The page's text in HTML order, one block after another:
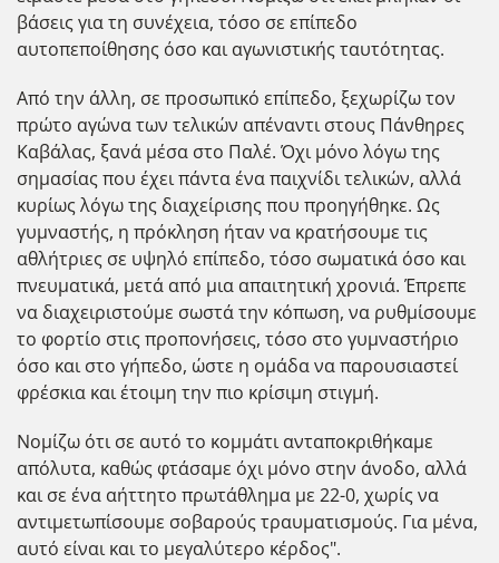
βάσεις για τη συνέχεια, τόσο σε επίπεδο
αυτοπεποίθησης όσο και αγωνιστικής ταυτότητας.
Από την άλλη, σε προσωπικό επίπεδο, ξεχωρίζω τον
πρώτο αγώνα των τελικών απέναντι στους Πάνθηρες
Καβάλας, ξανά μέσα στο Παλέ. Όχι μόνο λόγω της
σημασίας που έχει πάντα ένα παιχνίδι τελικών, αλλά
κυρίως λόγω της διαχείρισης που προηγήθηκε. Ως
γυμναστής, η πρόκληση ήταν να κρατήσουμε τις
αθλήτριες σε υψηλό επίπεδο, τόσο σωματικά όσο και
πνευματικά, μετά από μια απαιτητική χρονιά. Έπρεπε
να διαχειριστούμε σωστά την κόπωση, να ρυθμίσουμε
το φορτίο στις προπονήσεις, τόσο στο γυμναστήριο
όσο και στο γήπεδο, ώστε η ομάδα να παρουσιαστεί
φρέσκια και έτοιμη την πιο κρίσιμη στιγμή.
Νομίζω ότι σε αυτό το κομμάτι ανταποκριθήκαμε
απόλυτα, καθώς φτάσαμε όχι μόνο στην άνοδο, αλλά
και σε ένα αήττητο πρωτάθλημα με 22-0, χωρίς να
αντιμετωπίσουμε σοβαρούς τραυματισμούς. Για μένα,
αυτό είναι και το μεγαλύτερο κέρδος".